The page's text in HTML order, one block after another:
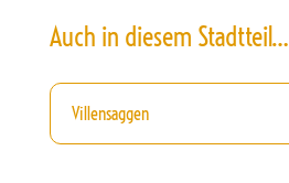
Auch in diesem Stadtteil…
Villensaggen